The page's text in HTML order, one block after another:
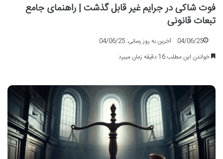
فوت شاکی در جرایم غیر قابل گذشت | راهنمای جامع
تبعات قانونی
04/06/25
آخرین به روز رسانی: 04/06/25
خواندن این مطلب 16 دقیقه زمان میبرد